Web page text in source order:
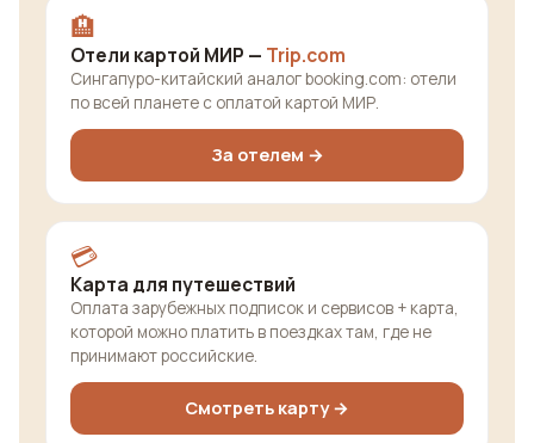
🏨
Отели картой МИР — Trip.com
Сингапуро-китайский аналог booking.com: отели
по всей планете с оплатой картой МИР.
За отелем →
💳
Карта для путешествий
Оплата зарубежных подписок и сервисов + карта,
которой можно платить в поездках там, где не
принимают российские.
Смотреть карту →